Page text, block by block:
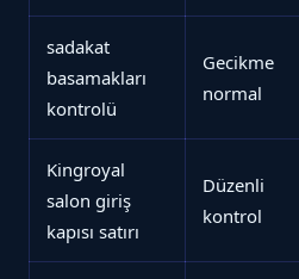
sadakat
basamakları
kontrolü
Gecikme
normal
Kingroyal
salon giriş
kapısı satırı
Düzenli
kontrol